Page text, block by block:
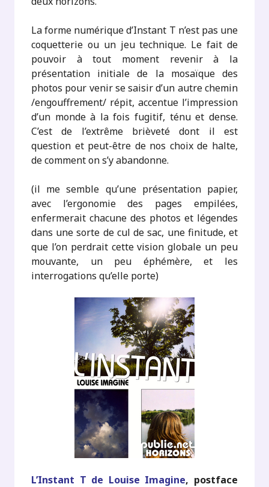
La forme numérique d’Instant T n’est pas une
coquetterie ou un jeu technique. Le fait de
pouvoir à tout moment revenir à la
présentation initiale de la mosaïque des
photos pour venir se saisir d’un autre chemin
/engouffrement/ répit, accentue l’impression
d’un monde à la fois fugitif, ténu et dense.
C’est de l’extrême brièveté dont il est
question et peut-être de nos choix de halte,
de comment on s’y abandonne.
(il me semble qu’une présentation papier,
avec l’ergonomie des pages empilées,
enfermerait chacune des photos et légendes
dans une sorte de cul de sac, une finitude, et
que l’on perdrait cette vision globale un peu
mouvante, un peu éphémère, et les
interrogations qu’elle porte)
L’Instant T de Louise Imagine, postface